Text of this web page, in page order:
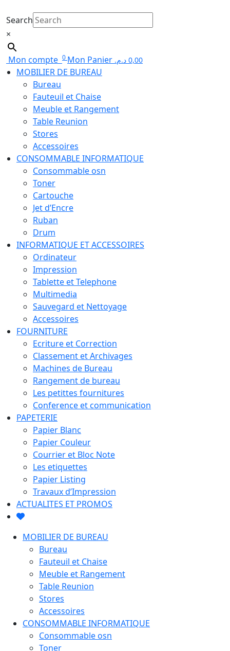
Search
×
Mon compte 0 Mon Panier 0,00 د.م.
MOBILIER DE BUREAU
Bureau
Fauteuil et Chaise
Meuble et Rangement
Table Reunion
Stores
Accessoires
CONSOMMABLE INFORMATIQUE
Consommable osn
Toner
Cartouche
Jet d’Encre
Ruban
Drum
INFORMATIQUE ET ACCESSOIRES
Ordinateur
Impression
Tablette et Telephone
Multimedia
Sauvegard et Nettoyage
Accessoires
FOURNITURE
Ecriture et Correction
Classement et Archivages
Machines de Bureau
Rangement de bureau
Les petittes fournitures
Conference et communication
PAPETERIE
Papier Blanc
Papier Couleur
Courrier et Bloc Note
Les etiquettes
Papier Listing
Travaux d’Impression
ACTUALITES ET PROMOS
MOBILIER DE BUREAU
Bureau
Fauteuil et Chaise
Meuble et Rangement
Table Reunion
Stores
Accessoires
CONSOMMABLE INFORMATIQUE
Consommable osn
Toner